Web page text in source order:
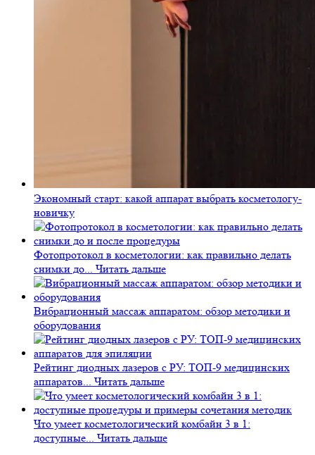
Экономный старт: какой аппарат выбрать косметологу-
новичку
Фотопротокол в косметологии: как правильно делать
снимки до... Читать дальше
Вибрационный массаж аппаратом: обзор методики и
оборудования
Рейтинг диодных лазеров с РУ: ТОП-9 медицинских
аппаратов... Читать дальше
Что умеет косметологический комбайн 3 в 1:
доступные... Читать дальше